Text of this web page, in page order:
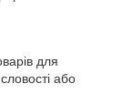
для
або